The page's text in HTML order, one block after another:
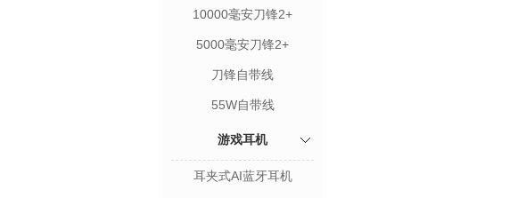
10000毫安刀锋2+
5000毫安刀锋2+
刀锋自带线
55W自带线
游戏耳机
耳夹式AI蓝牙耳机